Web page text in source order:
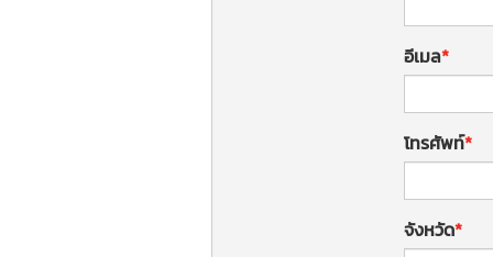
อีเมล
โทรศัพท์
จังหวัด